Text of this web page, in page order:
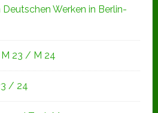
Werken in Berlin-
23 / M 24
/ 24